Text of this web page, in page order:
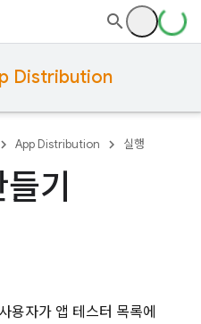
Distribution
App Distribution 실행
기
용자가 앱 테스터 목록에